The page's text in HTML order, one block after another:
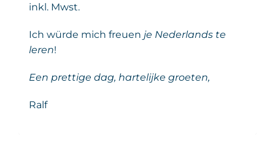
inkl. Mwst.
Ich würde mich freuen je Nederlands te
leren!
Een prettige dag, hartelijke groeten,
Ralf